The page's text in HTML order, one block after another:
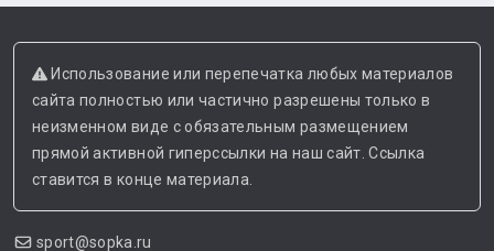
Использование или перепечатка любых материалов
сайта полностью или частично разрешены только в
неизменном виде с обязательным размещением
прямой активной гиперссылки на наш сайт. Ссылка
ставится в конце материала.
sport@sopka.ru